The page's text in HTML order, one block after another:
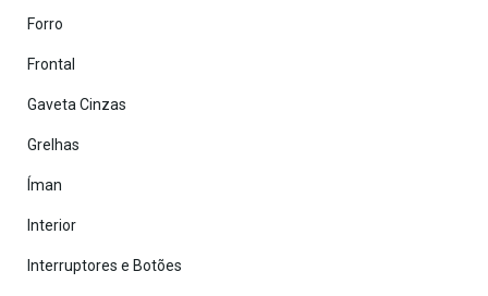
Forro
Frontal
Gaveta Cinzas
Grelhas
Íman
Interior
Interruptores e Botões